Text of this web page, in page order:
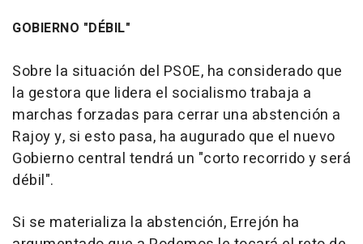
GOBIERNO "DÉBIL"
Sobre la situación del PSOE, ha considerado que
la gestora que lidera el socialismo trabaja a
marchas forzadas para cerrar una abstención a
Rajoy y, si esto pasa, ha augurado que el nuevo
Gobierno central tendrá un "corto recorrido y será
débil".
Si se materializa la abstención, Errejón ha